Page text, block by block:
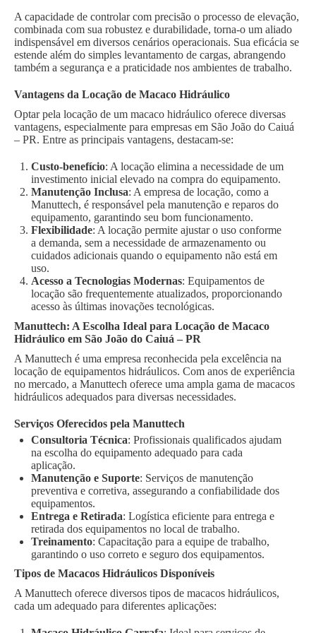
A capacidade de controlar com precisão o processo de elevação,
combinada com sua robustez e durabilidade, torna-o um aliado
indispensável em diversos cenários operacionais. Sua eficácia se
estende além do simples levantamento de cargas, abrangendo
também a segurança e a praticidade nos ambientes de trabalho.
Vantagens da Locação de Macaco Hidráulico
Optar pela locação de um macaco hidráulico oferece diversas
vantagens, especialmente para empresas em São João do Caiuá
– PR. Entre as principais vantagens, destacam-se:
Custo-benefício: A locação elimina a necessidade de um
investimento inicial elevado na compra do equipamento.
Manutenção Inclusa: A empresa de locação, como a
Manuttech, é responsável pela manutenção e reparos do
equipamento, garantindo seu bom funcionamento.
Flexibilidade: A locação permite ajustar o uso conforme
a demanda, sem a necessidade de armazenamento ou
cuidados adicionais quando o equipamento não está em
uso.
Acesso a Tecnologias Modernas: Equipamentos de
locação são frequentemente atualizados, proporcionando
acesso às últimas inovações tecnológicas.
Manuttech: A Escolha Ideal para Locação de Macaco
Hidráulico em São João do Caiuá – PR
A Manuttech é uma empresa reconhecida pela excelência na
locação de equipamentos hidráulicos. Com anos de experiência
no mercado, a Manuttech oferece uma ampla gama de macacos
hidráulicos adequados para diversas necessidades.
Serviços Oferecidos pela Manuttech
Consultoria Técnica: Profissionais qualificados ajudam
na escolha do equipamento adequado para cada
aplicação.
Manutenção e Suporte: Serviços de manutenção
preventiva e corretiva, assegurando a confiabilidade dos
equipamentos.
Entrega e Retirada: Logística eficiente para entrega e
retirada dos equipamentos no local de trabalho.
Treinamento: Capacitação para a equipe de trabalho,
garantindo o uso correto e seguro dos equipamentos.
Tipos de Macacos Hidráulicos Disponíveis
A Manuttech oferece diversos tipos de macacos hidráulicos,
cada um adequado para diferentes aplicações: